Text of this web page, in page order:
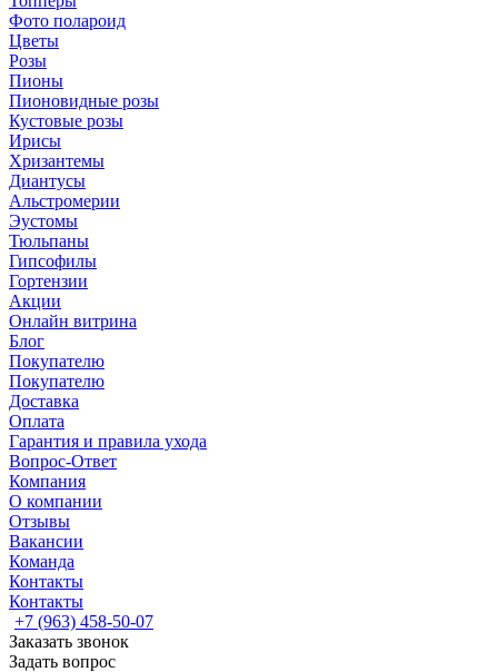
Фото полароид
Цветы
Розы
Пионы
Пионовидные розы
Кустовые розы
Ирисы
Хризантемы
Диантусы
Альстромерии
Эустомы
Тюльпаны
Гипсофилы
Гортензии
Акции
Онлайн витрина
Блог
Покупателю
Покупателю
Доставка
Оплата
Гарантия и правила ухода
Вопрос-Ответ
Компания
О компании
Отзывы
Вакансии
Команда
Контакты
Контакты
+7 (963) 458-50-07
Заказать звонок
Задать вопрос